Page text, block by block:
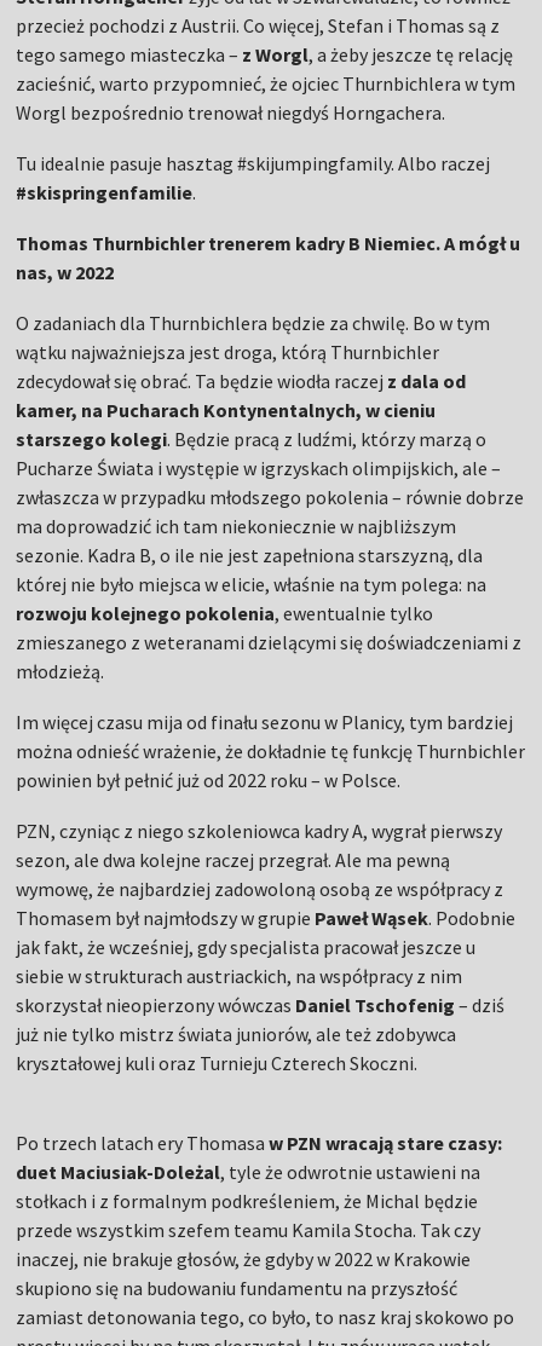
przecież pochodzi z Austrii. Co więcej, Stefan i Thomas są z
tego samego miasteczka – z Worgl, a żeby jeszcze tę relację
zacieśnić, warto przypomnieć, że ojciec Thurnbichlera w tym
Worgl bezpośrednio trenował niegdyś Horngachera.
Tu idealnie pasuje hasztag #skijumpingfamily. Albo raczej
#skispringenfamilie.
Thomas Thurnbichler trenerem kadry B Niemiec. A mógł u
nas, w 2022
O zadaniach dla Thurnbichlera będzie za chwilę. Bo w tym
wątku najważniejsza jest droga, którą Thurnbichler
zdecydował się obrać. Ta będzie wiodła raczej z dala od
kamer, na Pucharach Kontynentalnych, w cieniu
starszego kolegi. Będzie pracą z ludźmi, którzy marzą o
Pucharze Świata i występie w igrzyskach olimpijskich, ale –
zwłaszcza w przypadku młodszego pokolenia – równie dobrze
ma doprowadzić ich tam niekoniecznie w najbliższym
sezonie. Kadra B, o ile nie jest zapełniona starszyzną, dla
której nie było miejsca w elicie, właśnie na tym polega: na
rozwoju kolejnego pokolenia, ewentualnie tylko
zmieszanego z weteranami dzielącymi się doświadczeniami z
młodzieżą.
Im więcej czasu mija od finału sezonu w Planicy, tym bardziej
można odnieść wrażenie, że dokładnie tę funkcję Thurnbichler
powinien był pełnić już od 2022 roku – w Polsce.
PZN, czyniąc z niego szkoleniowca kadry A, wygrał pierwszy
sezon, ale dwa kolejne raczej przegrał. Ale ma pewną
wymowę, że najbardziej zadowoloną osobą ze współpracy z
Thomasem był najmłodszy w grupie Paweł Wąsek. Podobnie
jak fakt, że wcześniej, gdy specjalista pracował jeszcze u
siebie w strukturach austriackich, na współpracy z nim
skorzystał nieopierzony wówczas Daniel Tschofenig – dziś
już nie tylko mistrz świata juniorów, ale też zdobywca
kryształowej kuli oraz Turnieju Czterech Skoczni.
Po trzech latach ery Thomasaw PZN wracają stare czasy:
duet Maciusiak-Doleżal, tyle że odwrotnie ustawieni na
stołkach i z formalnym podkreśleniem, że Michal będzie
przede wszystkim szefem teamu Kamila Stocha. Tak czy
inaczej, nie brakuje głosów, że gdyby w 2022 w Krakowie
skupiono się na budowaniu fundamentu na przyszłość
zamiast detonowania tego, co było, to nasz kraj skokowo po